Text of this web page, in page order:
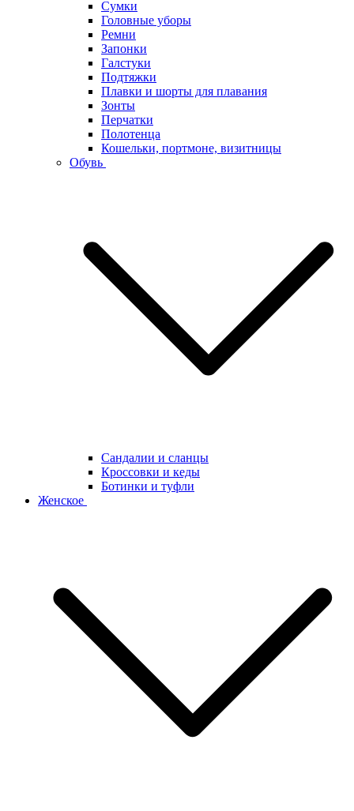
Сумки
Головные уборы
Ремни
Запонки
Галстуки
Подтяжки
Плавки и шорты для плавания
Зонты
Перчатки
Полотенца
Кошельки, портмоне, визитницы
Обувь
Сандалии и сланцы
Кроссовки и кеды
Ботинки и туфли
Женское